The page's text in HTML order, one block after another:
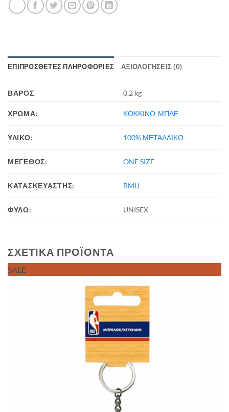
ΕΠΙΠΡΌΣΘΕΤΕΣ ΠΛΗΡΟΦΟΡΊΕΣ ΑΞΙΟΛΟΓΉΣΕΙΣ (0)
ΒΆΡΟΣ 0,2 kg
ΧΡΩΜΑ: ΚΟΚΚΙΝΟ-ΜΠΛΕ
ΥΛΙΚΟ: 100% ΜΕΤΑΛΛΙΚΟ
ΜΕΓΕΘΟΣ: ONE SIZE
ΚΑΤΑΣΚΕΥΑΣΤΗΣ: BMU
ΦΥΛΟ: UNISEX
ΣΧΕΤΙΚΆ ΠΡΟΪΌΝΤΑ
SALE